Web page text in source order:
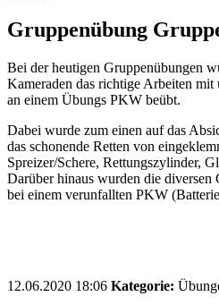
Gruppenübung
Bei der heutigen Gruppenübungen
Kameraden das richtige Arbeiten mit
an einem Übungs PKW beübt.
Dabei wurde zum einen auf das
das schonende Retten von
Spreizer/Schere, Rettungszylinder,
Darüber hinaus wurden die diversen
bei einem verunfallten PKW
12.06.2020 18:06 Kategorie: